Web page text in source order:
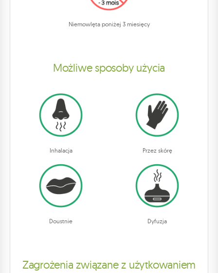
Niemowlęta poniżej 3 miesięcy
Możliwe sposoby użycia
Inhalacja Przez skórę
Doustnie Dyfuzja
Zagrożenia związane z użytkowaniem